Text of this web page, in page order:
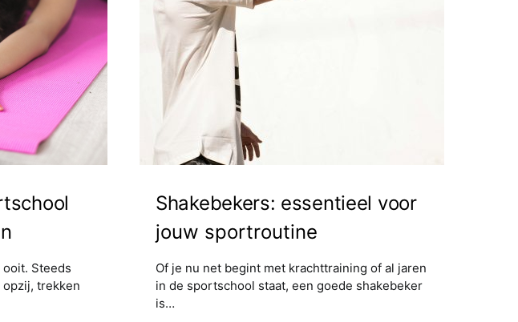
Steeds
opzij, trekken
Shakebekers: essentieel voor
jouw sportroutine
Of je nu net begint met krachttraining of al jaren
in de sportschool staat, een goede shakebeker
is…